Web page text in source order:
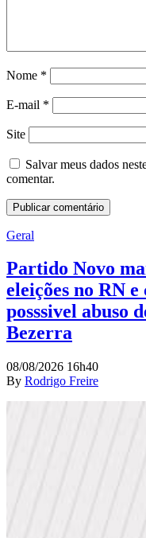
Nome *
E-mail *
Site
Salvar meus dados
comentar.
Geral
Partido Novo
eleições no RN
posssivel abuso
Bezerra
08/08/2026 16h40
By Rodrigo Freire